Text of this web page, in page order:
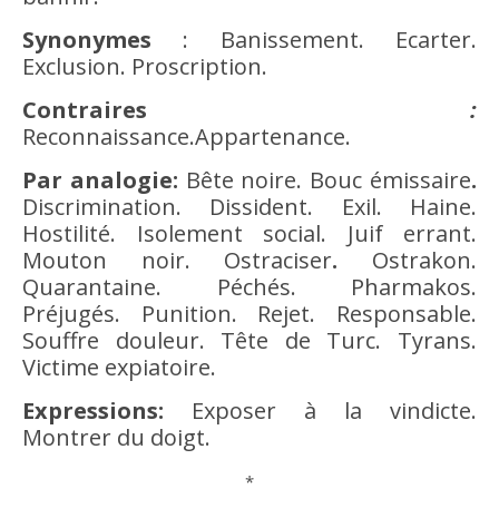
Synonymes : Banissement. Ecarter.
Exclusion. Proscription.
Contraires :
Reconnaissance.Appartenance.
Par analogie: Bête noire. Bouc émissaire.
Discrimination. Dissident. Exil. Haine.
Hostilité. Isolement social. Juif errant.
Mouton noir. Ostraciser. Ostrakon.
Quarantaine. Péchés. Pharmakos.
Préjugés. Punition. Rejet. Responsable.
Souffre douleur. Tête de Turc. Tyrans.
Victime expiatoire.
Expressions: Exposer à la vindicte.
Montrer du doigt.
*